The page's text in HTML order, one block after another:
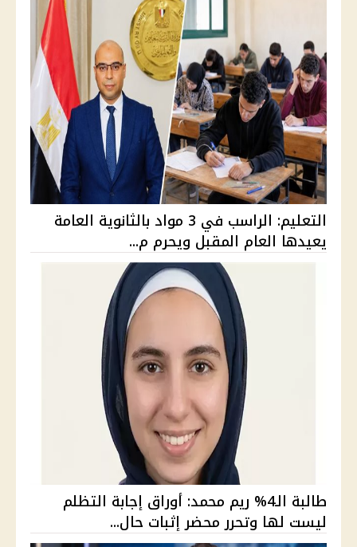
التعليم: الراسب في 3 مواد بالثانوية العامة
يعيدها العام المقبل ويحرم م...
طالبة الـ4% ريم محمد: أوراق إجابة التظلم
ليست لها وتحرر محضر إثبات حال...